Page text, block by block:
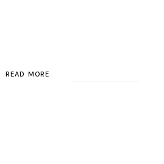
READ MORE